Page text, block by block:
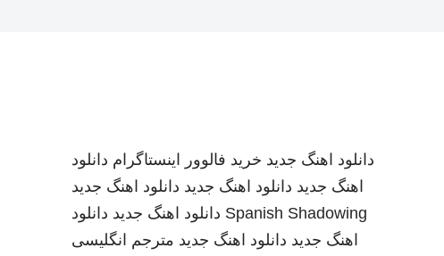
دانلود اهنگ جدید خرید فالوور اینستاگرام دانلود
اهنگ جدید دانلود اهنگ جدید دانلود اهنگ جدید
Spanish Shadowing دانلود اهنگ جدید دانلود
اهنگ جدید دانلود اهنگ جدید مترجم انگلیسی